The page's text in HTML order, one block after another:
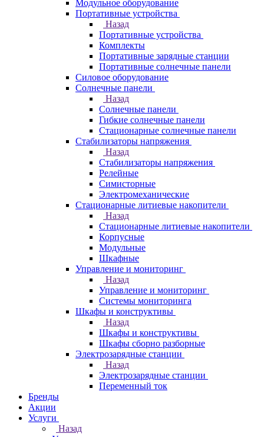
Модульное оборудование
Портативные устройства
Назад
Портативные устройства
Комплекты
Портативные зарядные станции
Портативные солнечные панели
Силовое оборудование
Солнечные панели
Назад
Солнечные панели
Гибкие солнечные панели
Стационарные солнечные панели
Стабилизаторы напряжения
Назад
Стабилизаторы напряжения
Релейные
Симисторные
Электромеханические
Стационарные литиевые накопители
Назад
Стационарные литиевые накопители
Корпусные
Модульные
Шкафные
Управление и мониторинг
Назад
Управление и мониторинг
Системы мониторинга
Шкафы и конструктивы
Назад
Шкафы и конструктивы
Шкафы сборно разборные
Электрозарядные станции
Назад
Электрозарядные станции
Переменный ток
Бренды
Акции
Услуги
Назад